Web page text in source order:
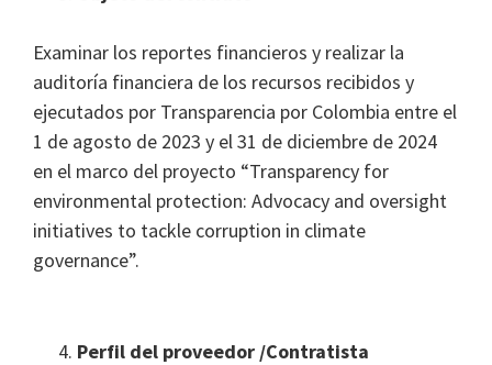
Examinar los reportes financieros y realizar la
auditoría financiera de los recursos recibidos y
ejecutados por Transparencia por Colombia entre el
1 de agosto de 2023 y el 31 de diciembre de 2024
en el marco del proyecto “Transparency for
environmental protection: Advocacy and oversight
initiatives to tackle corruption in climate
governance”.
Perfil del proveedor /Contratista